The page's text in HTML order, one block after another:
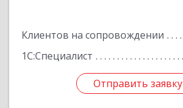
Клиентов на сопровождении
1С:Специалист
Отправить заявку
Отправить заявку